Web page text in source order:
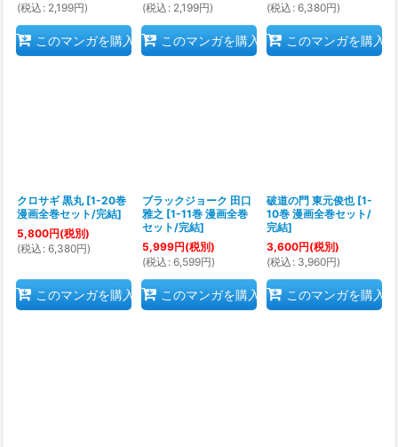
(税込 : 2,199円)
このマンガを購入
(税込 : 2,199円)
このマンガを購入
(税込 : 6,380円)
このマンガを購入
クロサギ 黒丸 [1-20巻
漫画全巻セット/完結]
5,800円(税別)
(税込 : 6,380円)
このマンガを購入
ブラックジョーク 田口
雅之 [1-11巻 漫画全巻
セット/完結]
5,999円(税別)
(税込 : 6,599円)
このマンガを購入
破道の門 東元俊也 [1-
10巻 漫画全巻セット/
完結]
3,600円(税別)
(税込 : 3,960円)
このマンガを購入